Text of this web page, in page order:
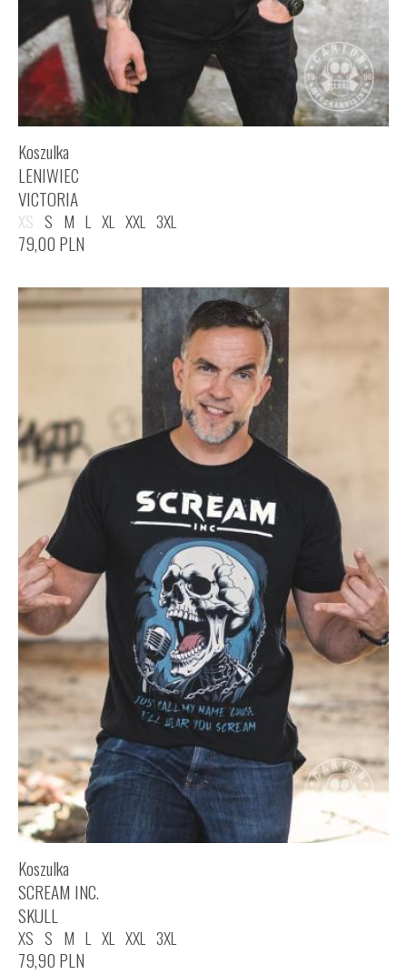
Koszulka
LENIWIEC
VICTORIA
XS S M L XL XXL 3XL
79,00 PLN
Koszulka
SCREAM INC.
SKULL
XS S M L XL XXL 3XL
79,90 PLN